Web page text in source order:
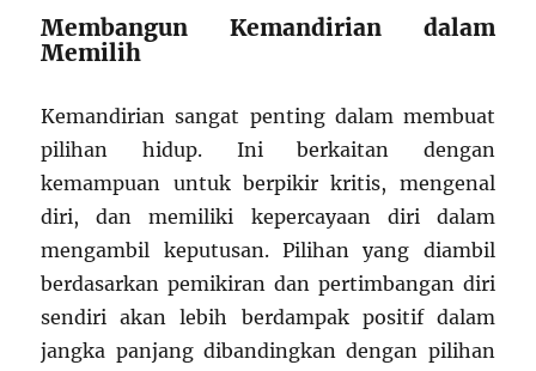
Membangun Kemandirian dalam
Memilih
Kemandirian sangat penting dalam membuat
pilihan hidup. Ini berkaitan dengan
kemampuan untuk berpikir kritis, mengenal
diri, dan memiliki kepercayaan diri dalam
mengambil keputusan. Pilihan yang diambil
berdasarkan pemikiran dan pertimbangan diri
sendiri akan lebih berdampak positif dalam
jangka panjang dibandingkan dengan pilihan